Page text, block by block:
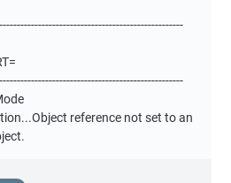
reference not set to an